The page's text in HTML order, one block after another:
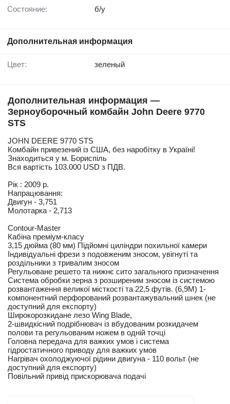
Состояние: б/у
Дополнительная информация
Цвет: зеленый
Дополнительная информация —
Зерноуборочный комбайн John Deere 9770
STS
JOHN DEERE 9770 STS
Комбайн привезений із США, без наробітку в Україні!
Знаходиться у м. Бориспіль
Вся вартість 103.000 USD з ПДВ.
Рік : 2009 р.
Напрацювання:
Двигун - 3,751
Молотарка - 2,713
Contour-Master
Кабіна преміум-класу
3,15 дюйма (80 мм) Підйомні циліндри похильної камери
Індивідуальні фрези з подовженим зносом, увігнуті та
роздільники з тривалим зносом
Регульоване решето та нижнє сито загального призначення
Система обробки зерна з розширеним зносом із системою
розвантаження великої місткості та 22,5 футів. (6,9M) 1-
компонентний перфорований розвантажувальний шнек (не
доступний для експорту)
Широкорозкидане лезо Wing Blade,
2-швидкісний подрібнювач із вбудованим розкидачем
полови та регульованим ножем в одній точці
Головна передача для важких умов і система
гідростатичного приводу для важких умов
Нагрівач охолоджуючої рідини двигуна - 110 вольт (не
доступний для експорту)
Повільний привід прискорювача подачі